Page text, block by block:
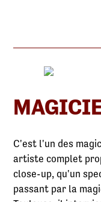
C'est l'un des
artiste complet
close-up, qu'un
passant par la